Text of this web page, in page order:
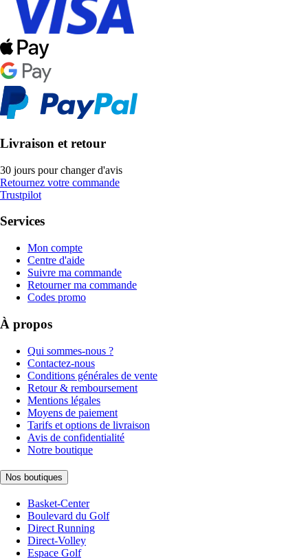
Livraison et retour
30 jours pour changer d'avis
Retournez votre commande
Trustpilot
Services
Mon compte
Centre d'aide
Suivre ma commande
Retourner ma commande
Codes promo
À propos
Qui sommes-nous ?
Contactez-nous
Conditions générales de vente
Retour & remboursement
Mentions légales
Moyens de paiement
Tarifs et options de livraison
Avis de confidentialité
Notre boutique
Nos boutiques
Basket-Center
Boulevard du Golf
Direct Running
Direct-Volley
Espace Golf